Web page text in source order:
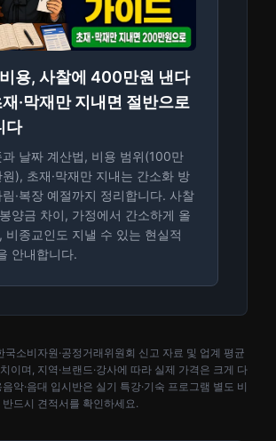
용, 사찰에 400만원 낸다
·막재만 지내면 절반으로
다
날짜 계산법, 비용 범위(100만
), 초재·막재만 지내는 간소화 방
·복장 예절까지 정리합니다. 사찰
양금 차이, 가정에서 간소하게 올
비종교인도 지낼 수 있는 현실적
안내합니다.
소비자원·공정거래위원회 신고 자료 및 업계 평균
이며, 지역·브랜드·강사에 따라 실제 가격은 크게 다
악·음대 입시반은 실기 특강·기숙 프로그램 별도 비
드시 견적서를 확인하세요.